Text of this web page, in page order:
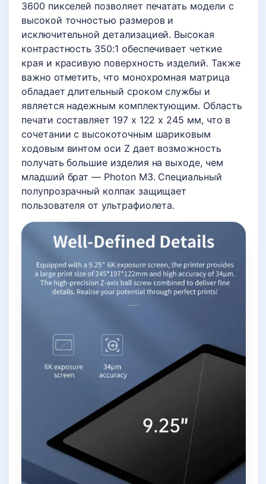
3600 пикселей позволяет печатать модели с
высокой точностью размеров и
исключительной детализацией. Высокая
контрастность 350:1 обеспечивает четкие
края и красивую поверхность изделий. Также
важно отметить, что монохромная матрица
обладает длительный сроком службы и
является надежным комплектующим. Область
печати составляет 197 x 122 x 245 мм, что в
сочетании с высокоточным шариковым
ходовым винтом оси Z дает возможность
получать большие изделия на выходе, чем
младший брат — Photon M3. Специальный
полупрозрачный колпак защищает
пользователя от ультрафиолета.